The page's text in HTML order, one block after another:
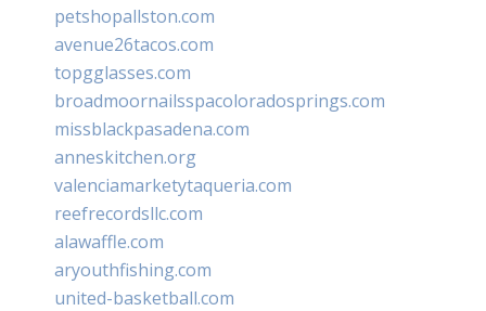
petshopallston.com
avenue26tacos.com
topgglasses.com
broadmoornailsspacoloradosprings.com
missblackpasadena.com
anneskitchen.org
valenciamarketytaqueria.com
reefrecordsllc.com
alawaffle.com
aryouthfishing.com
united-basketball.com